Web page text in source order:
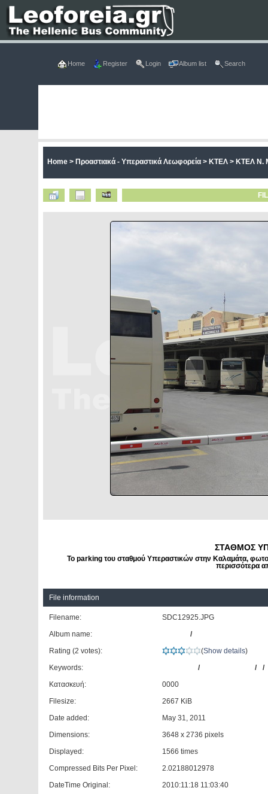
Home Register Login Album list Search
Home> Προαστιακά - Υπεραστικά Λεωφορεία> ΚΤΕΛ> ΚΤΕΛ Ν.
ΣΤΑΘΜΟΣ
Το parking του σταθμού Υπεραστικών στην Καλαμάτα,
περισσότερα
File information
Filename:
SDC12925.JPG
Album name:
/
Rating (2 votes):
(Show details)
Keywords:
/ / /
Κατασκευή:
0000
Filesize:
2667 KiB
Date added:
May 31, 2011
Dimensions:
3648 x 2736 pixels
Displayed:
1566 times
Compressed Bits Per Pixel:
2.02188012978
DateTime Original:
2010:11:18 11:03:40